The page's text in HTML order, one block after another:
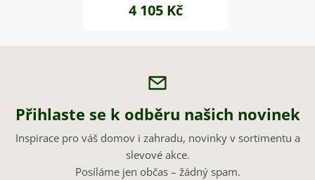
4 105 Kč
Přihlaste se k odběru našich novinek
Inspirace pro váš domov i zahradu, novinky v sortimentu a
slevové akce.
Posíláme jen občas – žádný spam.